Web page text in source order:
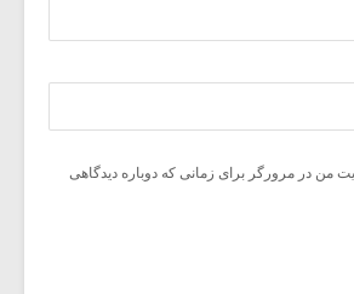
من در مرورگر برای زمانی که دوباره دیدگاهی